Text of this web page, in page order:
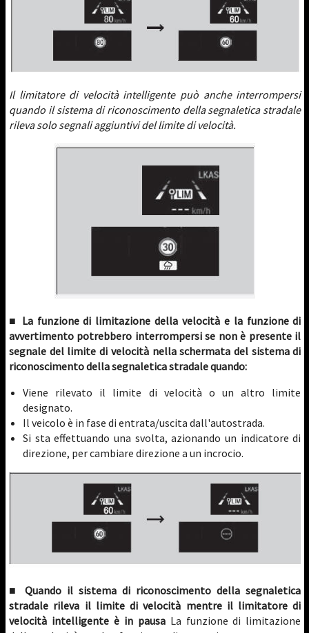
Il limitatore di velocità intelligente può anche interrompersi
quando il sistema di riconoscimento della segnaletica stradale
rileva solo segnali aggiuntivi del limite di velocità.
■ La funzione di limitazione della velocità e la funzione di
avvertimento potrebbero interrompersi se non è presente il
segnale del limite di velocità nella schermata del sistema di
riconoscimento della segnaletica stradale quando:
Viene rilevato il limite di velocità o un altro limite
designato.
Il veicolo è in fase di entrata/uscita dall'autostrada.
Si sta effettuando una svolta, azionando un indicatore di
direzione, per cambiare direzione a un incrocio.
■ Quando il sistema di riconoscimento della segnaletica
stradale rileva il limite di velocità mentre il limitatore di
velocità intelligente è in pausa La funzione di limitazione